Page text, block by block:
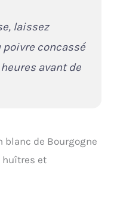
laissez
concassé
avant de
blanc de Bourgogne
huîtres et